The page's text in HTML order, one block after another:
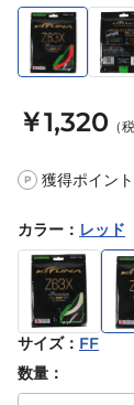
￥1,320 （
P 獲得ポイント
カラー ： レッド
サイズ： FF
数量：